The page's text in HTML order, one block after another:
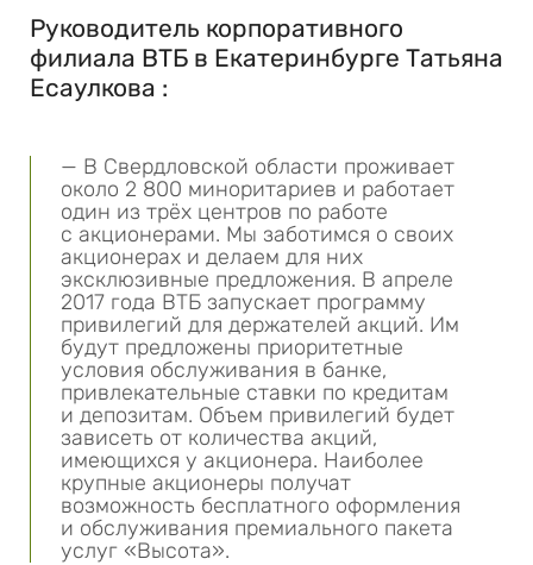
Руководитель корпоративного
филиала ВТБ в Екатеринбурге Татьяна
Есаулкова :
— В Свердловской области проживает
около 2 800 миноритариев и работает
один из трёх центров по работе
с акционерами. Мы заботимся о своих
акционерах и делаем для них
эксклюзивные предложения. В апреле
2017 года ВТБ запускает программу
привилегий для держателей акций. Им
будут предложены приоритетные
условия обслуживания в банке,
привлекательные ставки по кредитам
и депозитам. Объем привилегий будет
зависеть от количества акций,
имеющихся у акционера. Наиболее
крупные акционеры получат
возможность бесплатного оформления
и обслуживания премиального пакета
услуг «Высота».